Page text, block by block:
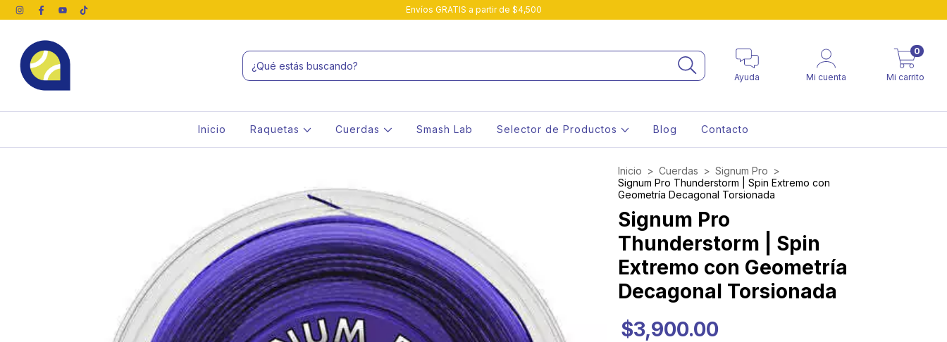
Envíos GRATIS a partir de $4,500
Ayuda Mi cuenta Mi carrito
0
Inicio Raquetas Cuerdas Smash Lab Selector de Productos Blog Contacto
Inicio > Cuerdas > Signum Pro >
Signum Pro Thunderstorm | Spin Extremo con
Geometría Decagonal Torsionada
Signum Pro
Thunderstorm | Spin
Extremo con Geometría
Decagonal Torsionada
$3,900.00